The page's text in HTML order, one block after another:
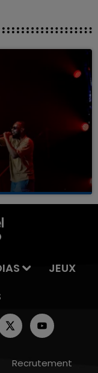
JEUX
Recrutement